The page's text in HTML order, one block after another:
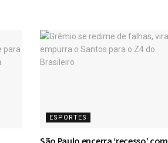
ESPORTES